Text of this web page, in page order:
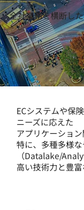
全社業務を横断し
ECシステムや保
ニーズに応えた
アプリケーショ
特に、多種多様
（Datalake/
⾼い技術⼒と豊富